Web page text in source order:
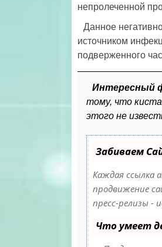
непролеченной
Данное
источником
подверженного
Интересный
тому, что
этого не
Забиваем
Каждая ссылка
продвижение
пресс-релизы -
Что умеет